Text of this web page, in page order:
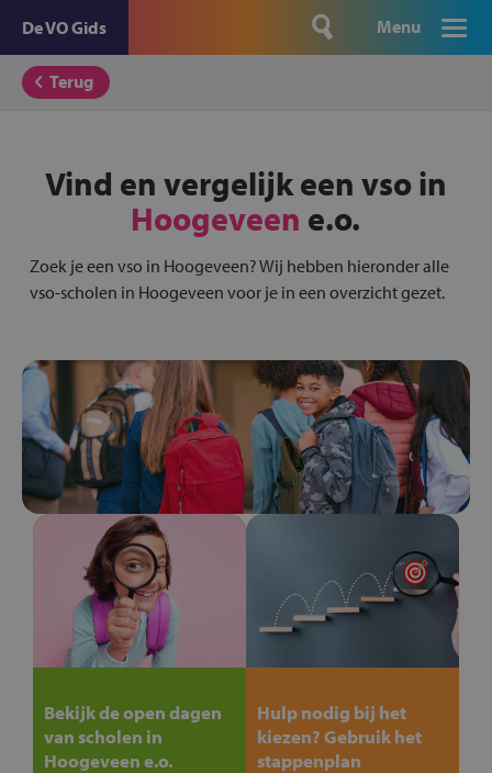
De VO Gids Menu
Terug
Vind en vergelijk een vso in
Hoogeveen e.o.
Zoek je een vso in Hoogeveen? Wij hebben hieronder alle
vso-scholen in Hoogeveen voor je in een overzicht gezet.
Bekijk de open dagen
van scholen in
Hoogeveen e.o.
Hulp nodig bij het
kiezen? Gebruik het
stappenplan